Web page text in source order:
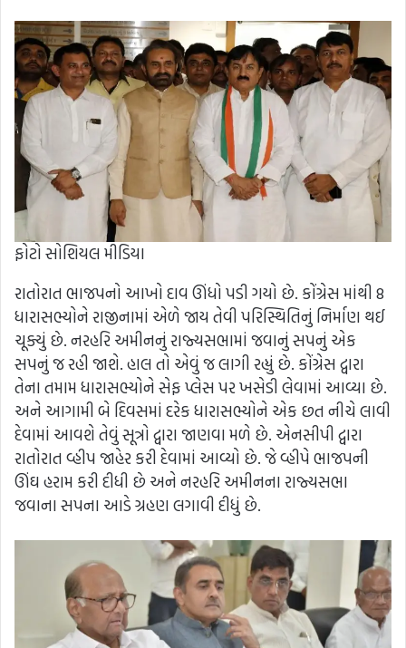
ફોટો સોશિયલ મીડિયા
રાતોરાત ભાજપનો આખો દાવ ઊંધો પડી ગયો છે. કોંગ્રેસ માંથી 8
ધારાસભ્યોને રાજીનામાં એળે જાય તેવી પરિસ્થિતિનું નિર્માણ થઈ
ચૂક્યું છે. નરહરિ અમીનનું રાજ્યસભામાં જવાનું સપનું એક
સપનું જ રહી જાશે. હાલ તો એવું જ લાગી રહ્યું છે. કોંગ્રેસ દ્વારા
તેના તમામ ધારાસભ્યોને સેફ પ્લેસ પર ખસેડી લેવામાં આવ્યા છે.
અને આગામી બે દિવસમાં દરેક ધારાસભ્યોને એક છત નીચે લાવી
દેવામાં આવશે તેવું સૂત્રો દ્વારા જાણવા મળે છે. એનસીપી દ્વારા
રાતોરાત વ્હીપ જાહેર કરી દેવામાં આવ્યો છે. જે વ્હીપે ભાજપની
ઊંઘ હરામ કરી દીધી છે અને નરહરિ અમીનના રાજ્યસભા
જવાના સપના આડે ગ્રહણ લગાવી દીધું છે.